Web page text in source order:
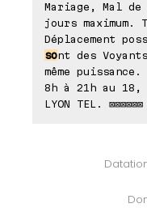
Mariage, Mal
jours maximum.
Déplacement
sont des
même
8h à 21h au 18,
LYON TEL.